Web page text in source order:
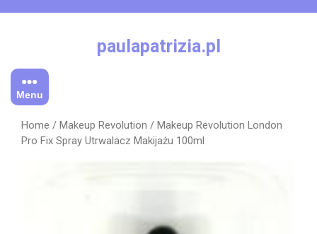
paulapatrizia.pl
Menu
Home / Makeup Revolution / Makeup Revolution London
Pro Fix Spray Utrwalacz Makijażu 100ml